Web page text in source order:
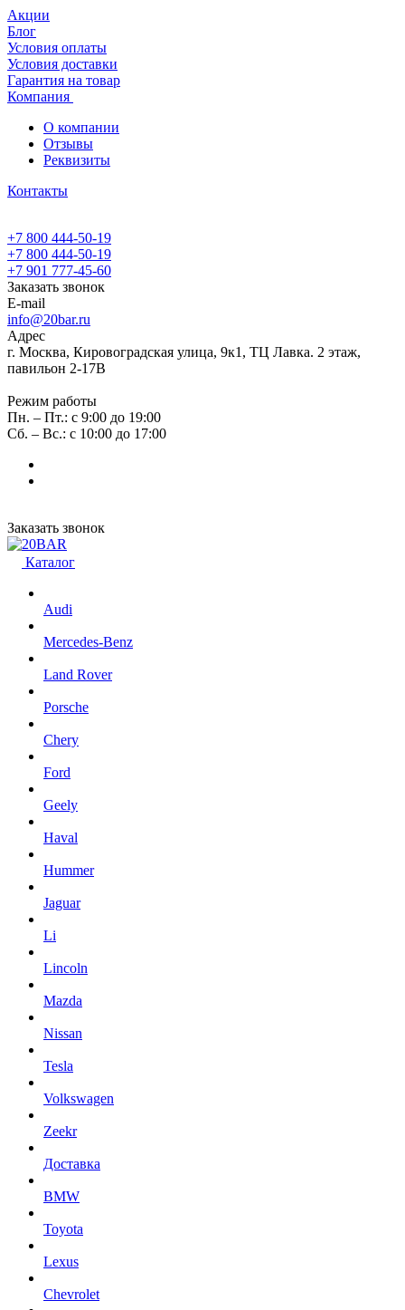
Акции
Блог
Условия оплаты
Условия доставки
Гарантия на товар
Компания
О компании
Отзывы
Реквизиты
Контакты
+7 800 444-50-19
+7 800 444-50-19
+7 901 777-45-60
Заказать звонок
E-mail
info@20bar.ru
Адрес
г. Москва, Кировоградская улица, 9к1, ТЦ Лавка. 2 этаж,
павильон 2-17В
Режим работы
Пн. – Пт.: с 9:00 до 19:00
Сб. – Вс.: с 10:00 до 17:00
Заказать звонок
Каталог
Audi
Mercedes-Benz
Land Rover
Porsche
Chery
Ford
Geely
Haval
Hummer
Jaguar
Li
Lincoln
Mazda
Nissan
Tesla
Volkswagen
Zeekr
Доставка
BMW
Toyota
Lexus
Chevrolet